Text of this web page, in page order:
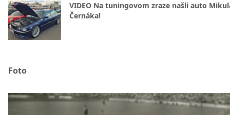
VIDEO Na tuningovom zraze našli auto
Černáka!
Foto